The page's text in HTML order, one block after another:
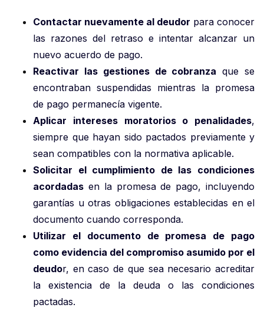
Contactar nuevamente al deudor para conocer
las razones del retraso e intentar alcanzar un
nuevo acuerdo de pago.
Reactivar las gestiones de cobranza que se
encontraban suspendidas mientras la promesa
de pago permanecía vigente.
Aplicar intereses moratorios o penalidades,
siempre que hayan sido pactados previamente y
sean compatibles con la normativa aplicable.
Solicitar el cumplimiento de las condiciones
acordadas en la promesa de pago, incluyendo
garantías u otras obligaciones establecidas en el
documento cuando corresponda.
Utilizar el documento de promesa de pago
como evidencia del compromiso asumido por el
deudor, en caso de que sea necesario acreditar
la existencia de la deuda o las condiciones
pactadas.